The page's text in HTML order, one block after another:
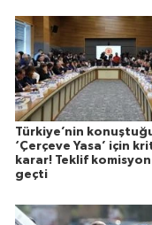
Türkiye’nin
‘Çerçeve Yasa’ için
karar! Teklif
geçti